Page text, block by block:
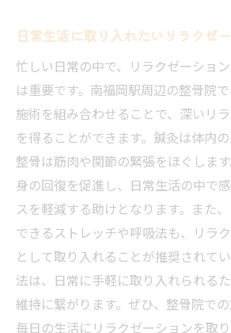
日常生活に取り入れたいリラクゼ
忙しい日常の中で、リラクゼーショ
は重要です。南福岡駅周辺の整骨院
施術を組み合わせることで、深いリ
を得ることができます。鍼灸は体内の
整骨は筋肉や関節の緊張をほぐしま
身の回復を促進し、日常生活の中で
スを軽減する助けとなります。また
できるストレッチや呼吸法も、リラ
として取り入れることが推奨されて
法は、日常に手軽に取り入れられる
維持に繋がります。ぜひ、整骨院での
毎日の生活にリラクゼーションを取